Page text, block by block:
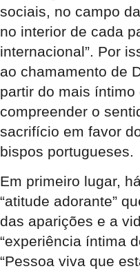
sociais, no campo
no interior de cada
internacional”. Por
ao chamamento de
partir do mais
compreender o
sacrifício em favor
bispos portugueses.
Em primeiro lugar,
“atitude adorante”
das aparições e a
“experiência íntima
“Pessoa viva que